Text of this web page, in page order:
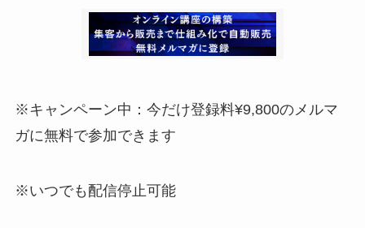
※キャンペーン中：今だけ登録料¥9,800のメルマ
ガに無料で参加できます
※いつでも配信停止可能